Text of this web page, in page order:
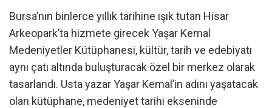
Bursa’nın binlerce yıllık tarihine ışık tutan Hisar
Arkeopark’ta hizmete girecek Yaşar Kemal
Medeniyetler Kütüphanesi, kültür, tarih ve edebiyatı
aynı çatı altında buluşturacak özel bir merkez olarak
tasarlandı. Usta yazar Yaşar Kemal’in adını yaşatacak
olan kütüphane, medeniyet tarihi ekseninde